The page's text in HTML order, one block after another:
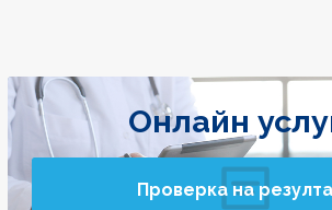
Онлайн
Проверка на